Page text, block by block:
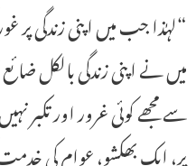
“لہٰذا جب میں اپنی زندگی پر
میں نے اپنی زندگی بالکل
سے مجھے کوئی غرور اور تکبر
پر، ایک بھکشو، عوام کی